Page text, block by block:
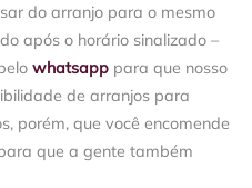
do arranjo para o mesmo
após o horário sinalizado –
whatsapp para que nosso
de arranjos para
porém, que você encomende
que a gente também